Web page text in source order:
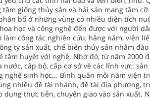
giống thủy sản và hải sản mang tầm cỡ
bổ ở những vùng có nhiều diện tích
học và công nghệ đến được với người
công tác nghiên cứu, hằng năm, viện
ty sản xuất, chế biến thủy sản nhằm
huyết với nghề. Nhờ đó, từ năm 2000
cấp bộ, cấp cơ sở về các lĩnh vực: sản
sinh học... Bình quân mỗi năm viện
nhiều đề tài nhánh, đề tài địa phương,
thực tiễn, chuyển giao vào sản xuất.